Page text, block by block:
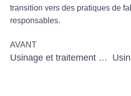
transition vers des pratiques de
responsables.
AVANT
Usinage et traitement des déchets : un enjeu environnemental